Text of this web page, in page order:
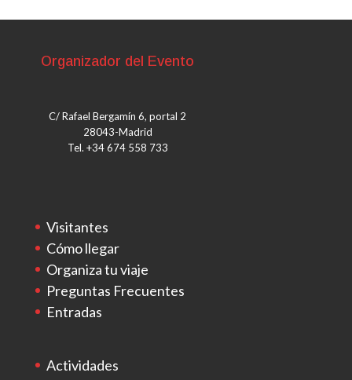
Organizador del Evento
C/ Rafael Bergamín 6, portal 2
28043-Madrid
Tel. +34 674 558 733
Visitantes
Cómo llegar
Organiza tu viaje
Preguntas Frecuentes
Entradas
Actividades